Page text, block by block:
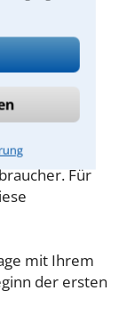
für eine
Die
betragen
Für
mit Ihrem
der ersten